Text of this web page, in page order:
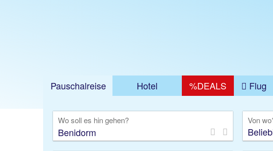
Pauschalreise Hotel %DEALS Flug
Wo soll es hin gehen? Von